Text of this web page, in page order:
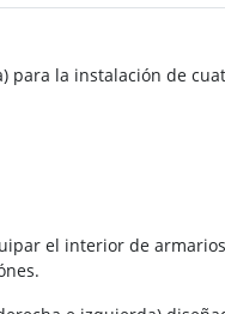
para la instalación de
el interior de